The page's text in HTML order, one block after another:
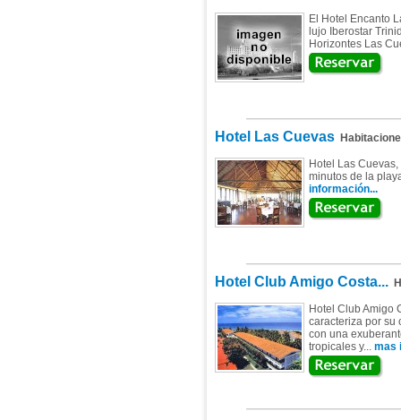
El Hotel Encanto
lujo Iberostar
Horizontes Las
Hotel Las Cuevas
Hotel Las
minutos de la
información...
Hotel Club Amigo Costa...
Hotel Club Amigo
caracteriza por su
con una
tropicales y... mas